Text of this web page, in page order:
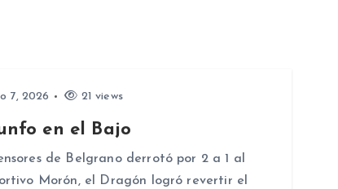
7, 2026 21 views
en el Bajo
de Belgrano derrotó por 2 a 1 al
Morón, el Dragón logró revertir el